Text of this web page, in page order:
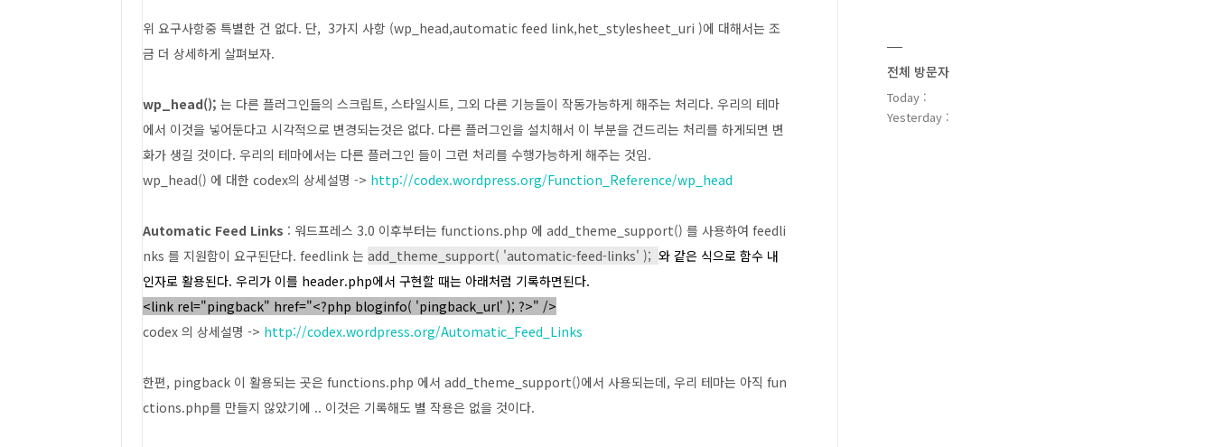
위 요구사항중 특별한 건 없다. 단, 3가지 사항 (wp_head,automatic feed link,het_stylesheet_uri )에 대해서는 조
금 더 상세하게 살펴보자.
wp_head(); 는 다른 플러그인들의 스크립트, 스타일시트, 그외 다른 기능들이 작동가능하게 해주는 처리다. 우리의 테마
에서 이것을 넣어둔다고 시각적으로 변경되는것은 없다. 다른 플러그인을 설치해서 이 부분을 건드리는 처리를 하게되면 변
화가 생길 것이다. 우리의 테마에서는 다른 플러그인 들이 그런 처리를 수행가능하게 해주는 것임.
wp_head() 에 대한 codex의 상세설명 -> http://codex.wordpress.org/Function_Reference/wp_head
Automatic Feed Links : 워드프레스 3.0 이후부터는 functions.php 에 add_theme_support() 를 사용하여 feedli
nks 를 지원함이 요구된단다. feedlink 는 add_theme_support( 'automatic-feed-links' ); 와 같은 식으로 함수 내
인자로 활용된다. 우리가 이를 header.php에서 구현할 때는 아래처럼 기록하면된다.
<link rel="pingback" href="<?php bloginfo( 'pingback_url' ); ?>" />
codex 의 상세설명 -> http://codex.wordpress.org/Automatic_Feed_Links
한편, pingback 이 활용되는 곳은 functions.php 에서 add_theme_support()에서 사용되는데, 우리 테마는 아직 fun
ctions.php를 만들지 않았기에 .. 이것은 기록해도 별 작용은 없을 것이다.
전체 방문자
Today :
Yesterday :